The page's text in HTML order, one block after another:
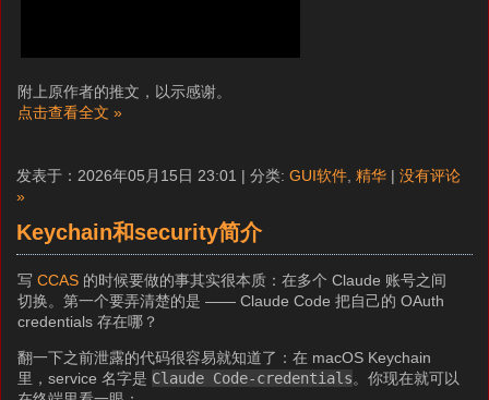
附上原作者的推文，以示感谢。
点击查看全文 »
发表于：2026年05月15日 23:01 | 分类: GUI软件 精华 | 没有评论
»
Keychain和security简介
写CCAS 的时候要做的事其实很本质：在多个 Claude 账号之间
切换。第一个要弄清楚的是 —— Claude Code 把自己的 OAuth
credentials 存在哪？
翻一下之前泄露的代码很容易就知道了：在 macOS Keychain
里，service 名字是 Claude Code-credentials。你现在就可以